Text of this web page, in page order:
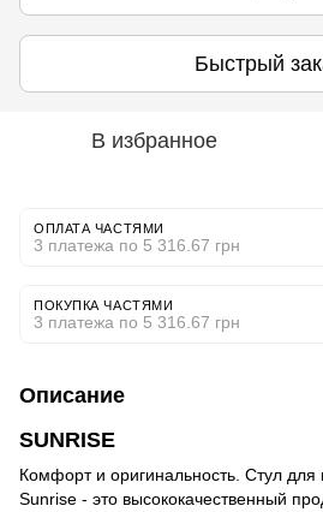
Быстрый
В избранное
ОПЛАТА ЧАСТЯМИ
3 платежа по 5 316.67 грн
ПОКУПКА ЧАСТЯМИ
3 платежа по 5 316.67 грн
Описание
SUNRISE
Комфорт и оригинальность. Стул
Sunrise - это высококачественный